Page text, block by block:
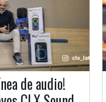
de audio!